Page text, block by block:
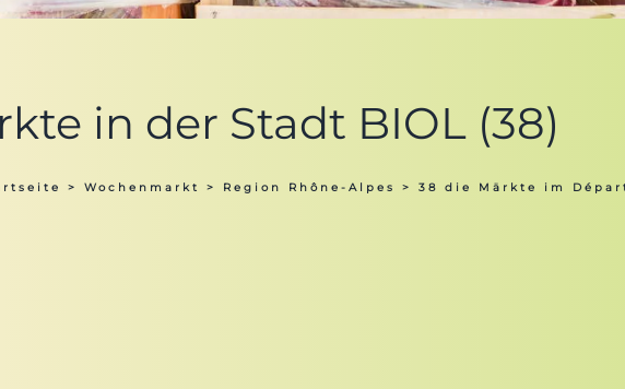
in der Stadt BIOL (38)
> Wochenmarkt > Region Rhône-Alpes > 38 die Märkte im